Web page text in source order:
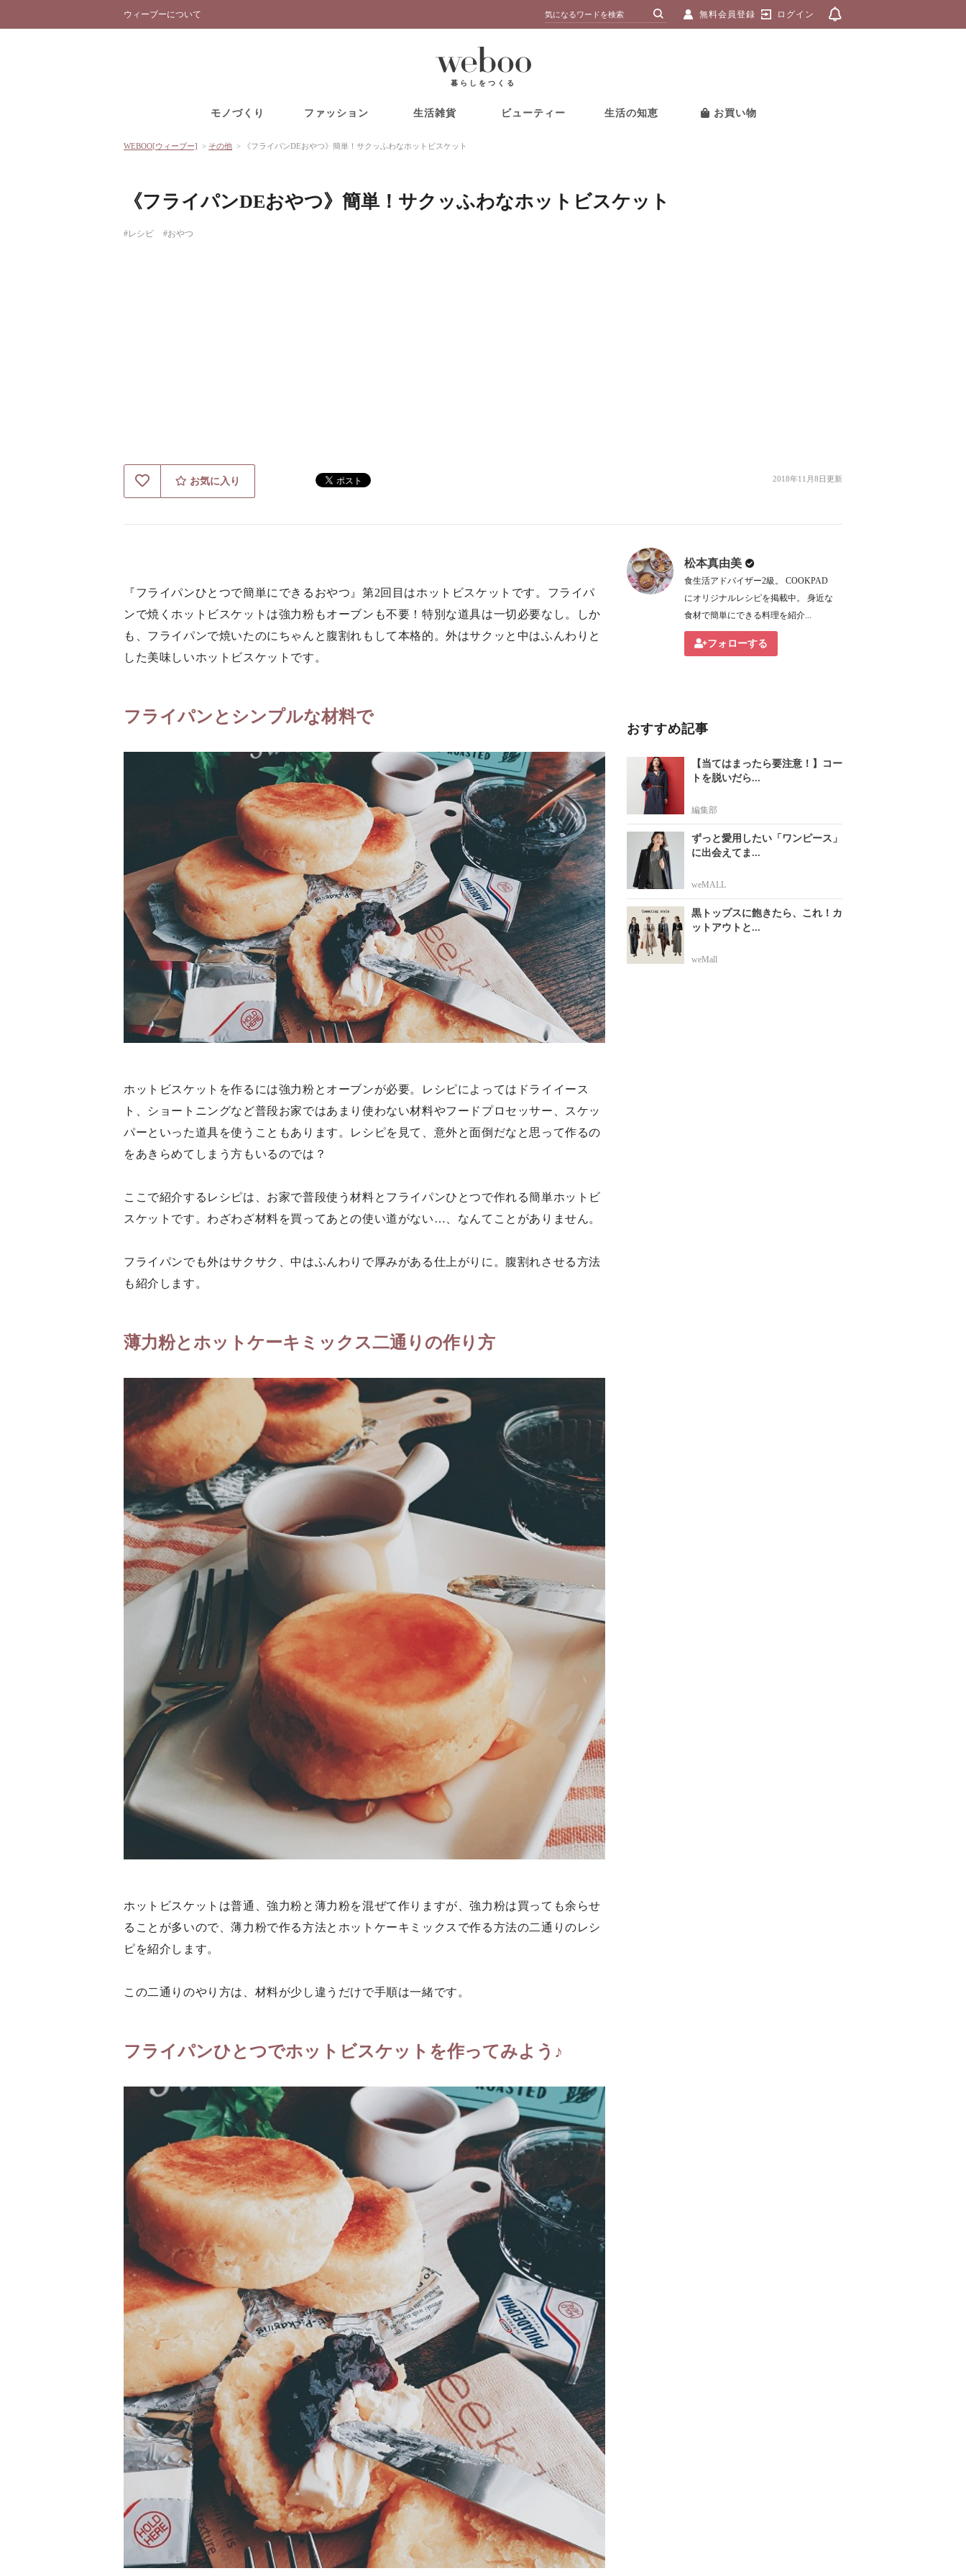
ウィーブーについて 無料会員登録 ログイン
暮らしをつくる
モノづくり ファッション 生活雑貨 ビューティー 生活の知恵 お買い物
WEBOO[ウィーブー] > その他 > 《フライパンDEおやつ》簡単！サクッふわなホットビスケット
《フライパンDEおやつ》簡単！サクッふわなホットビスケット
#レシピ #おやつ
お気に入り 2018年11月8日更新
『フライパンひとつで簡単にできるおやつ』第2回目はホットビスケットです。フライパ
ンで焼くホットビスケットは強力粉もオーブンも不要！特別な道具は一切必要なし。しか
も、フライパンで焼いたのにちゃんと腹割れもして本格的。外はサクッと中はふんわりと
した美味しいホットビスケットです。
フライパンとシンプルな材料で
ホットビスケットを作るには強力粉とオーブンが必要。レシピによってはドライイース
ト、ショートニングなど普段お家ではあまり使わない材料やフードプロセッサー、スケッ
パーといった道具を使うこともあります。レシピを見て、意外と面倒だなと思って作るの
をあきらめてしまう方もいるのでは？
ここで紹介するレシピは、お家で普段使う材料とフライパンひとつで作れる簡単ホットビ
スケットです。わざわざ材料を買ってあとの使い道がない…、なんてことがありません。
フライパンでも外はサクサク、中はふんわりで厚みがある仕上がりに。腹割れさせる方法
も紹介します。
薄力粉とホットケーキミックス二通りの作り方
ホットビスケットは普通、強力粉と薄力粉を混ぜて作りますが、強力粉は買っても余らせ
ることが多いので、薄力粉で作る方法とホットケーキミックスで作る方法の二通りのレシ
ピを紹介します。
この二通りのやり方は、材料が少し違うだけで手順は一緒です。
フライパンひとつでホットビスケットを作ってみよう♪
松本真由美
食生活アドバイザー2級。 COOKPAD
にオリジナルレシピを掲載中。 身近な
食材で簡単にできる料理を紹介...
フォローする
おすすめ記事
【当てはまったら要注意！】コー
トを脱いだら...
編集部
ずっと愛用したい「ワンピース」
に出会えてま...
weMALL
黒トップスに飽きたら、これ！カ
ットアウトと...
weMall